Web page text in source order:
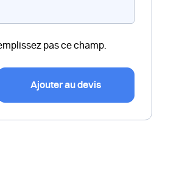
pas ce champ.
Ajouter au devis